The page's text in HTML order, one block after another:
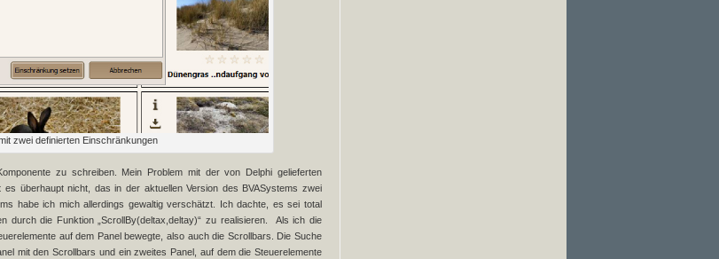
zwei definierten Einschränkungen
zu schreiben. Mein Problem mit der von Delphi gelieferten
überhaupt nicht, das in der aktuellen Version des BVASystems zwei
habe ich mich allerdings gewaltig verschätzt. Ich dachte, es sei total
durch die Funktion „ScrollBy(deltax,deltay)“ zu realisieren. Als ich die
auf dem Panel bewegte, also auch die Scrollbars. Die Suche
mit den Scrollbars und ein zweites Panel, auf dem die Steuerelemente